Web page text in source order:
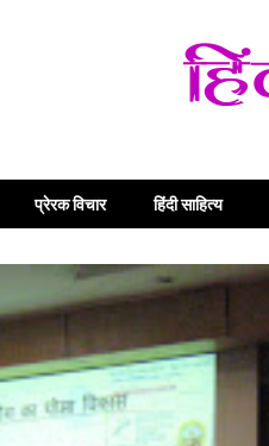
प्रेरक विचार हिंदी साहित्य